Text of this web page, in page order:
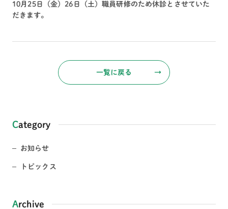
10月25日（金）26日（土）職員研修のため休診とさせていた
だきます。
一覧に戻る →
Category
お知らせ
トピックス
Archive